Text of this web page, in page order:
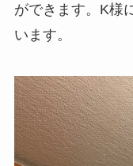
ができます。K様
います。